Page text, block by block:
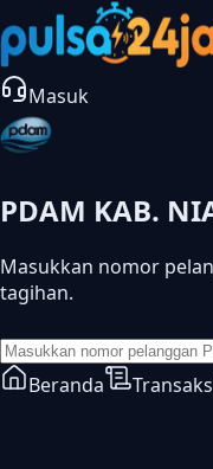
Masuk
PDAM KAB.
Masukkan nomor
tagihan.
Beranda